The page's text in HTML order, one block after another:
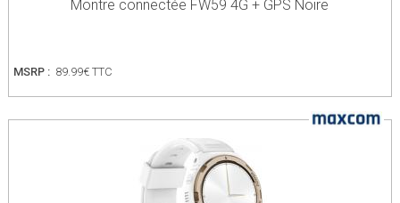
Montre connectée FW59 4G + GPS Noire
MSRP : 89.99€ TTC